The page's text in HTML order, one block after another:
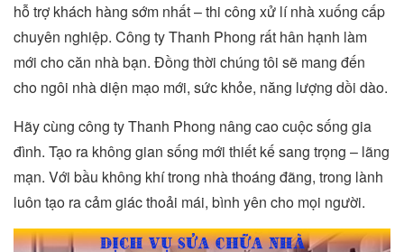
hỗ trợ khách hàng sớm nhất – thi công xử lí nhà xuống cấp
chuyên nghiệp. Công ty Thanh Phong rất hân hạnh làm
mới cho căn nhà bạn. Đồng thời chúng tôi sẽ mang đến
cho ngôi nhà diện mạo mới, sức khỏe, năng lượng dồi dào.
Hãy cùng công ty Thanh Phong nâng cao cuộc sống gia
đình. Tạo ra không gian sống mới thiết kế sang trọng – lãng
mạn. Với bầu không khí trong nhà thoáng đãng, trong lành
luôn tạo ra cảm giác thoải mái, bình yên cho mọi người.